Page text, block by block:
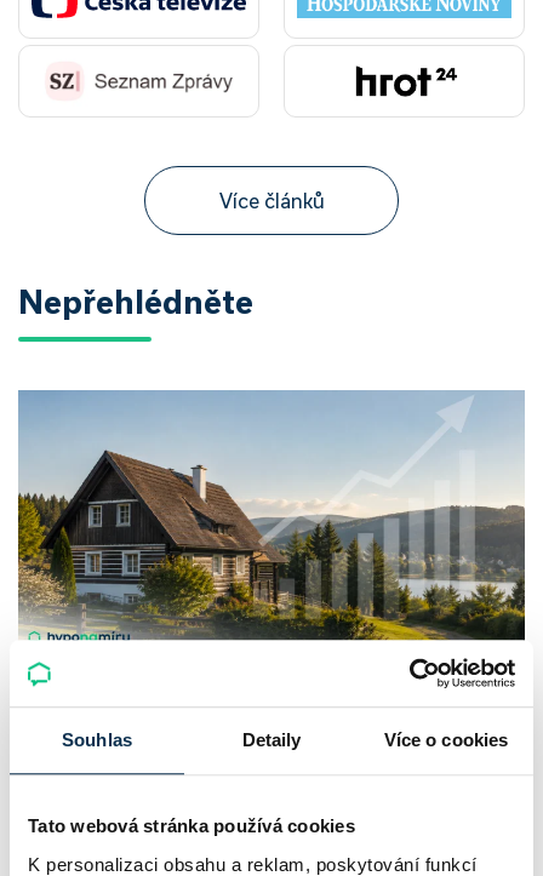
Souhlas Detaily Více o cookies
Tato webová stránka používá cookies
K personalizaci obsahu a reklam, poskytování funkcí
Více článků
Nepřehlédněte
Chaty a chalupy v ČR zdražují, nabídka
klesá a trh zrychluje
odolnost. Chaty a chalupy podle čerstvých dat za poslední
2 roky zdražily o 21,8 %, zároveň ale výrazně ubylo nabídek